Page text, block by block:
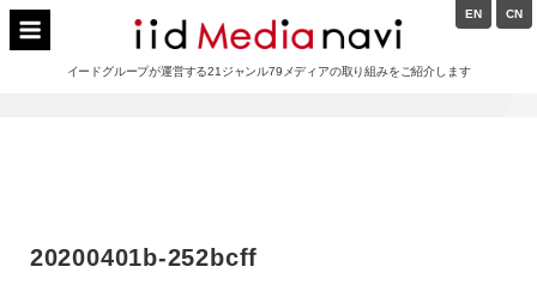
Skip
イードメディアナビ
イードグループが運営する21ジャンル79メディアの取り組みをご紹介します
EN CN
20200401b-252bcff